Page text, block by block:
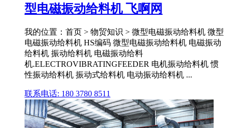
型电磁振动给料机 飞啊网
我的位置：首页 > 物贸知识 > 微型电磁振动给料机 微型
电磁振动给料机 HS编码 微型电磁振动给料机 电磁振动
给料机 振动给料机 电磁振动给料
机.ELECTROVIBRATINGFEEDER 电机振动给料机 惯
性振动给料机 振动式给料机 电动振动给料机 ...
联系电话: 180 3780 8511